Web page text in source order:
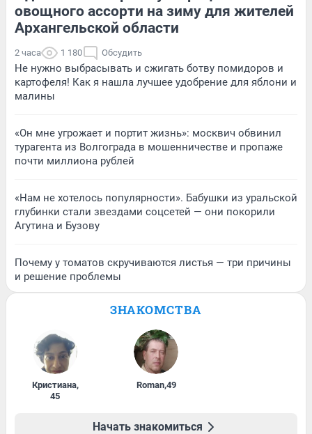
овощного ассорти на зиму для жителей
Архангельской области
2 часа 1 180 Обсудить
Не нужно выбрасывать и сжигать ботву помидоров и
картофеля! Как я нашла лучшее удобрение для яблони и
малины
«Он мне угрожает и портит жизнь»: москвич обвинил
турагента из Волгограда в мошенничестве и пропаже
почти миллиона рублей
«Нам не хотелось популярности». Бабушки из уральской
глубинки стали звездами соцсетей — они покорили
Агутина и Бузову
Почему у томатов скручиваются листья — три причины
и решение проблемы
ЗНАКОМСТВА
Кристиана,
45
Roman,49
Начать знакомиться